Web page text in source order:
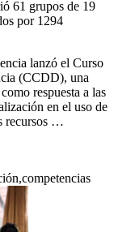
61 grupos de 19
por 1294
lanzó el Curso
(CCDD), una
respuesta a las
en el uso de
recursos …